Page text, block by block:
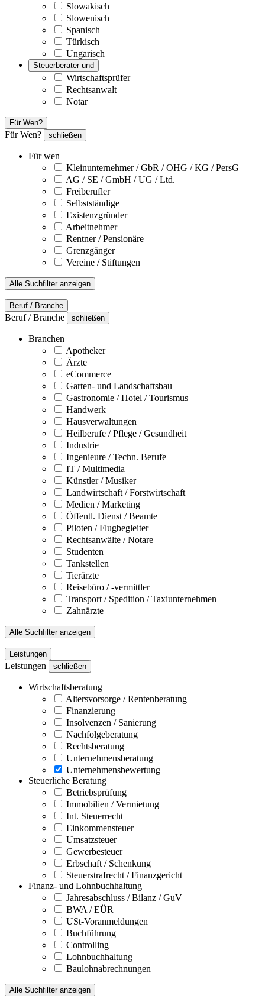
Slowakisch
Slowenisch
Spanisch
Türkisch
Ungarisch
Steuerberater und
Wirtschaftsprüfer
Rechtsanwalt
Notar
Für Wen?
Für Wen? schließen
Für wen
Kleinunternehmer / GbR / OHG / KG / PersG
AG / SE / GmbH / UG / Ltd.
Freiberufler
Selbstständige
Existenzgründer
Arbeitnehmer
Rentner / Pensionäre
Grenzgänger
Vereine / Stiftungen
Alle Suchfilter anzeigen
Beruf / Branche
Beruf / Branche schließen
Branchen
Apotheker
Ärzte
eCommerce
Garten- und Landschaftsbau
Gastronomie / Hotel / Tourismus
Handwerk
Hausverwaltungen
Heilberufe / Pflege / Gesundheit
Industrie
Ingenieure / Techn. Berufe
IT / Multimedia
Künstler / Musiker
Landwirtschaft / Forstwirtschaft
Medien / Marketing
Öffentl. Dienst / Beamte
Piloten / Flugbegleiter
Rechtsanwälte / Notare
Studenten
Tankstellen
Tierärzte
Reisebüro / -vermittler
Transport / Spedition / Taxiunternehmen
Zahnärzte
Alle Suchfilter anzeigen
Leistungen
Leistungen schließen
Wirtschaftsberatung
Altersvorsorge / Rentenberatung
Finanzierung
Insolvenzen / Sanierung
Nachfolgeberatung
Rechtsberatung
Unternehmensberatung
Unternehmensbewertung
Steuerliche Beratung
Betriebsprüfung
Immobilien / Vermietung
Int. Steuerrecht
Einkommensteuer
Umsatzsteuer
Gewerbesteuer
Erbschaft / Schenkung
Steuerstrafrecht / Finanzgericht
Finanz- und Lohnbuchhaltung
Jahresabschluss / Bilanz / GuV
BWA / EÜR
USt-Voranmeldungen
Buchführung
Controlling
Lohnbuchhaltung
Baulohnabrechnungen
Alle Suchfilter anzeigen